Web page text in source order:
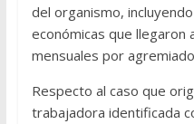
del organismo,
económicas que llegaron
mensuales por
Respecto al caso que
trabajadora identificada